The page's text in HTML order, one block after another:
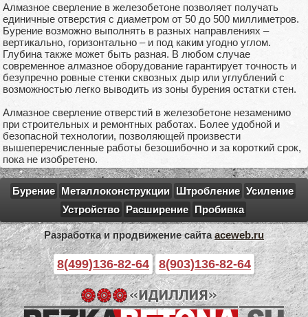
Алмазное сверление в железобетоне позволяет получать
единичные отверстия с диаметром от 50 до 500 миллиметров.
Бурение возможно выполнять в разных направлениях –
вертикально, горизонтально – и под каким угодно углом.
Глубина также может быть разная. В любом случае
современное алмазное оборудование гарантирует точность и
безупречно ровные стенки сквозных дыр или углублений с
возможностью легко выводить из зоны бурения остатки стен.
Алмазное сверление отверстий в железобетоне незаменимо
при строительных и ремонтных работах. Более удобной и
безопасной технологии, позволяющей произвести
вышеперечисленные работы безошибочно и за короткий срок,
пока не изобретено.
Бурение Металлоконструкции Штробление Усиление
Устройство
Расширение Пробивка
Разработка и продвижение сайтаaceweb.ru
8(499)136-82-64 8(903)136-82-64